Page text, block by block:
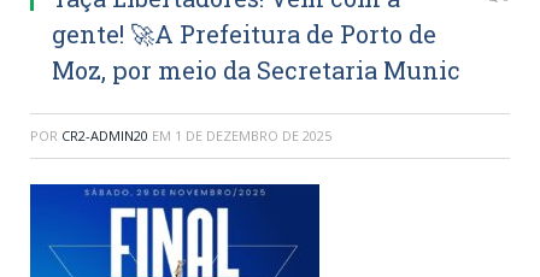
gente! 🚀A Prefeitura de Porto de
Moz, por meio da Secretaria Munic
POR CR2-ADMIN20 EM 1 DE DEZEMBRO DE 2025